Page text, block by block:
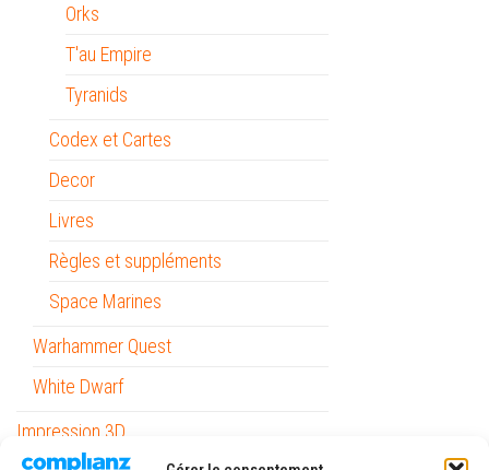
Orks
T'au Empire
Tyranids
Codex et Cartes
Decor
Livres
Règles et suppléments
Space Marines
Warhammer Quest
White Dwarf
Impression 3D